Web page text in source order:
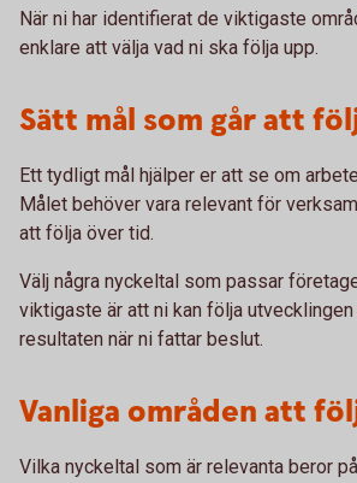
När ni har identifierat de viktigaste
enklare att välja vad ni ska följa upp.
Sätt mål som går att
Ett tydligt mål hjälper er att se om
Målet behöver vara relevant för
att följa över tid.
Välj några nyckeltal som passar
viktigaste är att ni kan följa utvecklingen
resultaten när ni fattar beslut.
Vanliga områden att
Vilka nyckeltal som är relevanta beror